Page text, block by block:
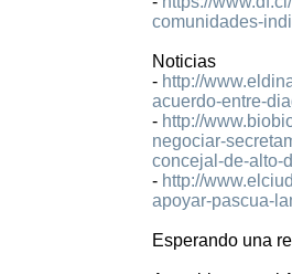
comunidades-
Noticias
- http://
acuerdo-entre-
- http://
negociar-
concejal-de-alto-
- http://
apoyar-pascua-
Esperando una